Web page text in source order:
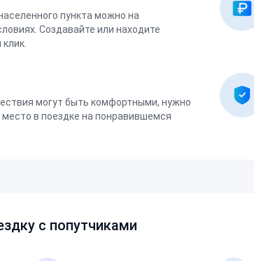
пункта можно на
Создавайте или находите
могут быть комфортными, нужно
в поездке на понравившемся
с попутчиками